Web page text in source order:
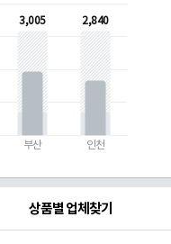
3,005
부산
2,840
인천
상품별 업체찾기